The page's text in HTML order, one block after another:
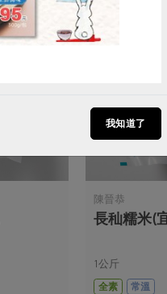
陳晉恭
長秈糯米(
1公斤
全素
常溫
我知道了